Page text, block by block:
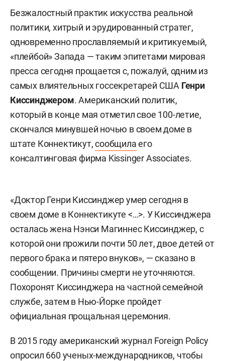
Безжалостный практик искусства реальной
политики, хитрый и эрудированный стратег,
одновременно прославляемый и критикуемый,
«плейбой» Запада — таким эпитетами мировая
пресса сегодня прощается с, пожалуй, одним из
самых влиятельных госсекретарей США Генри
Киссинджером. Американский политик,
который в конце мая отметил свое 100-летие,
скончался минувшей ночью в своем доме в
штате Коннектикут,сообщилаего
консалтинговая фирма Kissinger Associates.
«Доктор Генри Киссинджер умер сегодня в
своем доме в Коннектикуте <…>. У Киссинджера
осталась жена Нэнси Магиннес Киссинджер, с
которой они прожили почти 50 лет, двое детей от
первого брака и пятеро внуков», — сказано в
сообщении. Причины смерти не уточняются.
Похоронят Киссинджера на частной семейной
службе, затем в Нью-Йорке пройдет
официальная прощальная церемония.
В 2015 году американский журнал Foreign Policy
опросил 660 ученых-международников, чтобы